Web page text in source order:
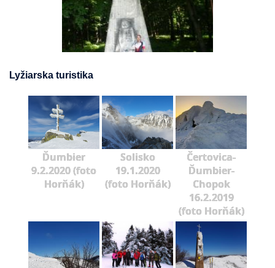
Lyžiarska turistika
Ďumbier
9.2.2020 (foto
Horňák)
Solisko
19.1.2020
(foto Horňák)
Čertovica-
Ďumbier-
Chopok
16.2.2019
(foto Horňák)